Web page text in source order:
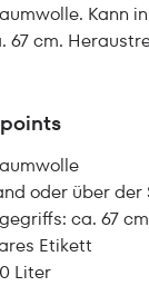
Kann
67 cm.
oder über
ca. 67 cm
Etikett
Liter